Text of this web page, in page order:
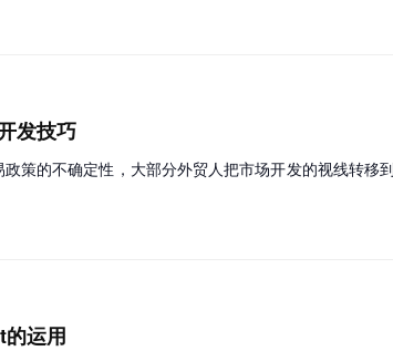
发技巧
策的不确定性，大部分外贸人把市场开发的视线转移
运用